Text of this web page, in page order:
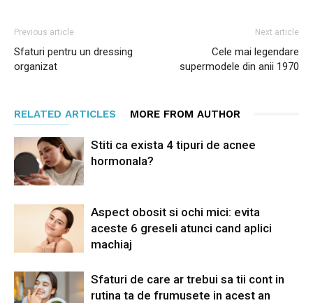
Previous article
Sfaturi pentru un dressing
organizat
Next article
Cele mai legendare
supermodele din anii 1970
RELATED ARTICLES MORE FROM AUTHOR
Stiti ca exista 4 tipuri de acnee
hormonala?
Aspect obosit si ochi mici: evita
aceste 6 greseli atunci cand aplici
machiaj
Sfaturi de care ar trebui sa tii cont in
rutina ta de frumusete in acest an